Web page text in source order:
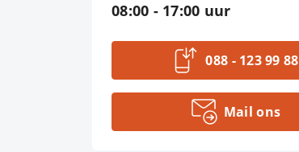
08:00 - 17:00 uur
088 - 123 99 88
Mail ons